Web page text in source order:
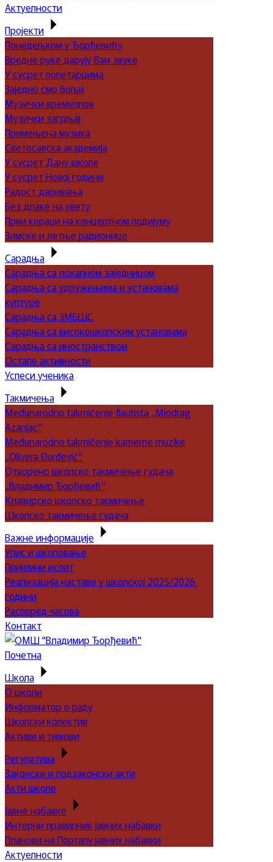
Актуелности
Пројекти
Понедељком у Ђорђевићу
Вредне руке дарују Вам звуке
У сусрет полетарцима
Заједно смо бољи
Музички времеплов
Музички загрљај
Примењена музика
Светосавска академија
У сусрет Дану школе
У сусрет Новој години
Радост даривања
Без длаке на увету
Први кораци на концертном подијуму
Зимске и летње радионице
Сарадња
Сарадња са локалном заједницом
Сарадња са удружењима и установама
културе
Сарадња са ЗМБШС
Сарадња са високошколским установама
Сарадња са иностранством
Остале активности
Успеси ученика
Такмичења
Međunarodno takmičenje flautista „Miodrag
Azanjac“
Međunarodno takmičenje kamerne muzike
„Olivera Đurđević“
Отворено школско такмичење гудача
„Владимир Ђорђевић“
Клавирско школско такмичење
Школско такмичење гудача
Важне информације
Упис и школовање
Пријемни испит
Реализација наставе у школској 2025/2026.
години
Распоред часова
Контакт
Почетна
Школа
О школи
Информатор о раду
Школски колектив
Активи и тимови
Регулатива
Законски и подзаконски акти
Акти школе
Јавне набавке
Интерни правилник јавних набавки
Планови на Порталу јавних набавки
Актуелности